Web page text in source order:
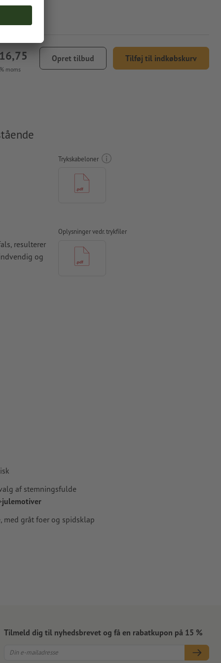
moms
Opret tilbud Tilføj til indkøbskurv
resulterer
og
være
Trykskabeloner
Oplysninger vedr. trykfiler
af stemningsfulde
julemotiver
gråt foer og spidsklap
Tilmeld dig til nyhedsbrevet og få en rabatkupon på 15 %